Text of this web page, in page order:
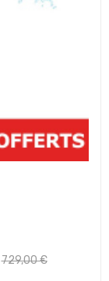
Prix
729,00 €